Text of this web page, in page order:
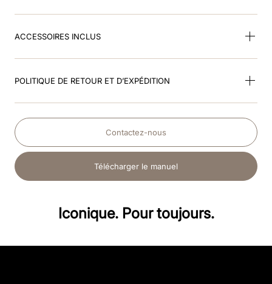
ACCESSOIRES INCLUS
POLITIQUE DE RETOUR ET D’EXPÉDITION
Contactez-nous
Télécharger le manuel
Iconique. Pour toujours.